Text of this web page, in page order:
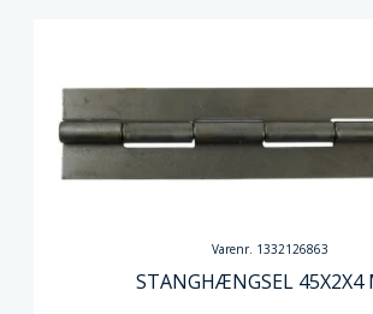
Varenr. 1332126863
STANGHÆNGSEL 45X2X4